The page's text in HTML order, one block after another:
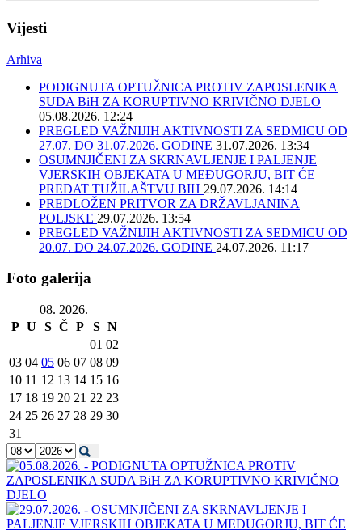
Vijesti
Arhiva
PODIGNUTA OPTUŽNICA PROTIV ZAPOSLENIKA
SUDA BiH ZA KORUPTIVNO KRIVIČNO DJELO
05.08.2026. 12:24
PREGLED VAŽNIJIH AKTIVNOSTI ZA SEDMICU OD
27.07. DO 31.07.2026. GODINE 31.07.2026. 13:34
OSUMNJIČENI ZA SKRNAVLJENJE I PALJENJE
VJERSKIH OBJEKATA U MEĐUGORJU, BIT ĆE
PREDAT TUŽILAŠTVU BIH 29.07.2026. 14:14
PREDLOŽEN PRITVOR ZA DRŽAVLJANINA
POLJSKE 29.07.2026. 13:54
PREGLED VAŽNIJIH AKTIVNOSTI ZA SEDMICU OD
20.07. DO 24.07.2026. GODINE 24.07.2026. 11:17
Foto galerija
08. 2026.
P U S Č P S N
01 02
03 04 05 06 07 08 09
10 11 12 13 14 15 16
17 18 19 20 21 22 23
24 25 26 27 28 29 30
31